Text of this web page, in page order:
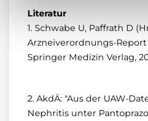
Literatur
1. Schwabe U, Paffrath D
Arzneiverordnungs-
Springer Medizin Verlag,
2. AkdÄ: "Aus der UAW-
Nephritis unter